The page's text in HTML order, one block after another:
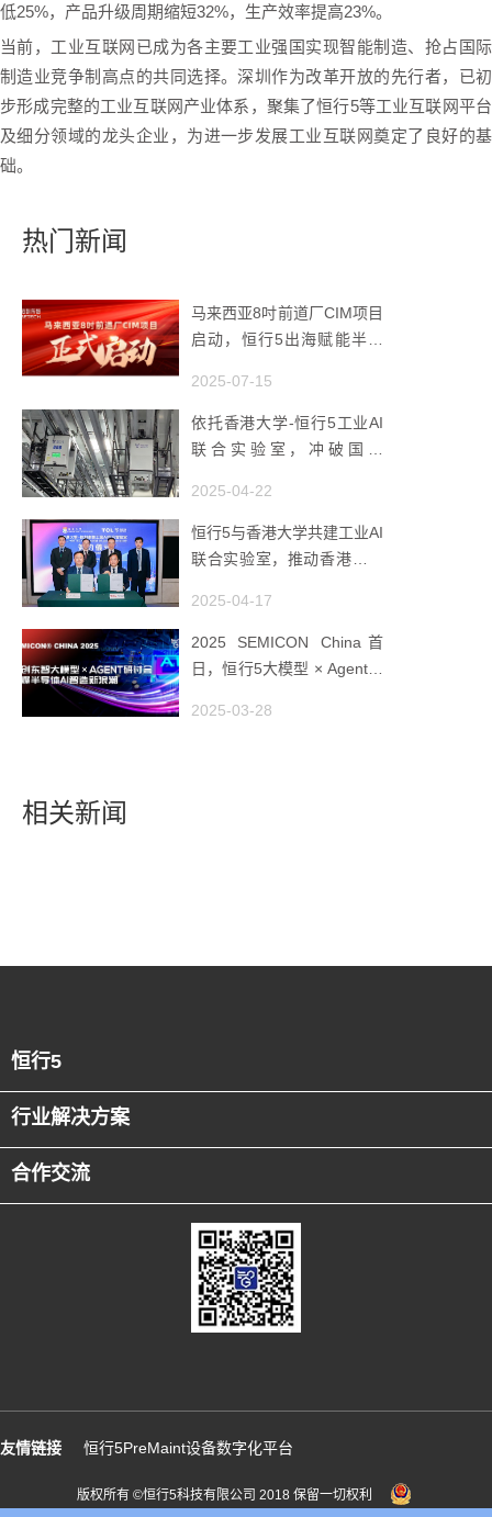
低25%，产品升级周期缩短32%，生产效率提高23%。
当前，工业互联网已成为各主要工业强国实现智能制造、抢占国际
制造业竞争制高点的共同选择。深圳作为改革开放的先行者，已初
步形成完整的工业互联网产业体系，聚集了恒行5等工业互联网平台
及细分领域的龙头企业，为进一步发展工业互联网奠定了良好的基
础。
热门新闻
马来西亚8吋前道厂CIM项目
启动，恒行5出海赋能半导
2025-07-15
依托香港大学-恒行5工业AI
联合实验室，冲破国产
2025-04-22
恒行5与香港大学共建工业AI
联合实验室，推动香港成为
2025-04-17
2025 SEMICON China首
日，恒行5大模型 × Agent研
潮
2025-03-28
相关新闻
恒行5
行业解决方案
合作交流
友情链接 恒行5PreMaint设备数字化平台
版权所有 ©恒行5科技有限公司 2018 保留一切权利